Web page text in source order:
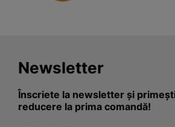
Newsletter
Înscriete la newsletter și
reducere la prima comandă!